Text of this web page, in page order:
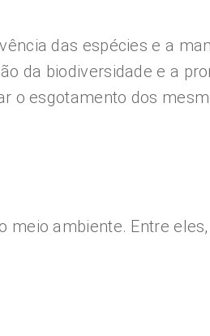
das espécies e a
da biodiversidade e a
o esgotamento dos
ambiente. Entre